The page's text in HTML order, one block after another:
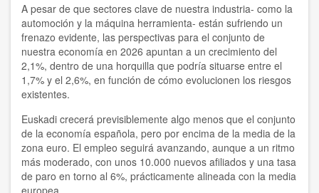
A pesar de que sectores clave de nuestra industria- como la
automoción y la máquina herramienta- están sufriendo un
frenazo evidente, las perspectivas para el conjunto de
nuestra economía en 2026 apuntan a un crecimiento del
2,1%, dentro de una horquilla que podría situarse entre el
1,7% y el 2,6%, en función de cómo evolucionen los riesgos
existentes.
Euskadi crecerá previsiblemente algo menos que el conjunto
de la economía española, pero por encima de la media de la
zona euro. El empleo seguirá avanzando, aunque a un ritmo
más moderado, con unos 10.000 nuevos afiliados y una tasa
de paro en torno al 6%, prácticamente alineada con la media
europea.